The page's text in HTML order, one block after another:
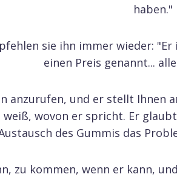
haben."
sie ihn immer wieder:
einen Preis genannt...
anzurufen, und er stellt Ihnen
wovon er spricht. Er
des Gummis das
zu kommen, wenn er kann,